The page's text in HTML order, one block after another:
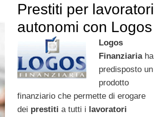
Prestiti per lavoratori
autonomi con Logos
Logos
Finanziariaha
predisposto un
prodotto
finanziario che permette di erogare
dei prestiti a tutti i lavoratori